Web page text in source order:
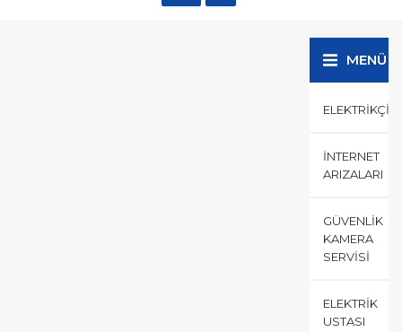
MENÜ
ELEKTRIKÇI
İNTERNET
ARIZALARI
GÜVENLIK
KAMERA
SERVISI
ELEKTRIK
USTASI